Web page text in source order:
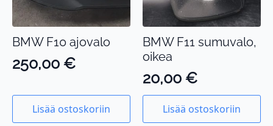
BMW F10 ajovalo
250,00 €
Lisää ostoskoriin
BMW F11 sumuvalo,
oikea
20,00 €
Lisää ostoskoriin